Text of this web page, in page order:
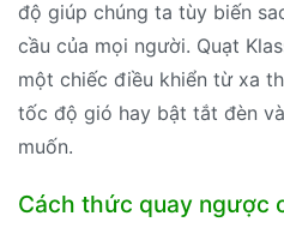
độ giúp chúng ta tùy biến
cầu của mọi người. Quạt
một chiếc điều khiển từ xa
tốc độ gió hay bật tắt đèn
muốn.
Cách thức quay ngược